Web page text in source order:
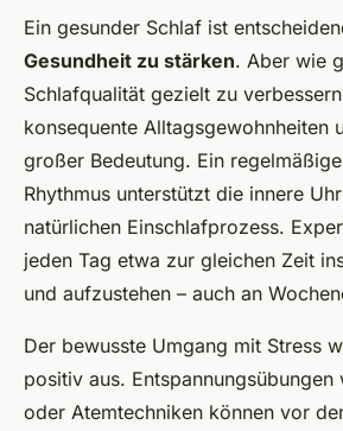
Ein gesunder Schlaf ist
Gesundheit zu stärken. Aber wie
Schlafqualität gezielt zu
konsequente Alltagsgewohnheiten
großer Bedeutung. Ein
Rhythmus unterstützt die innere
natürlichen Einschlafprozess.
jeden Tag etwa zur gleichen Zeit
und aufzustehen – auch an
Der bewusste Umgang mit Stress
positiv aus.
oder Atemtechniken können vor